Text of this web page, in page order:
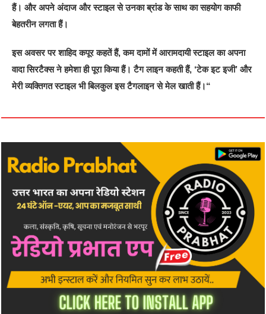
हैं। और अपने अंदाज और स्टाइल से उनका ब्रांड के साथ का सहयोग काफी
बेहतरीन लगता हैं।
इस अवसर पर शाहिद कपूर कहतें हैं, कम दामों में आरामदायी स्टाइल का अपना
वादा सिरटैक्स ने हमेशा ही पूरा किया हैं। टैग लाइन कहती हैं, ‘टेक इट इजी’ और
मेरी व्यक्तिगत स्टाइल भी बिलकुल इस टैगलाइन से मेल खाती हैं।“